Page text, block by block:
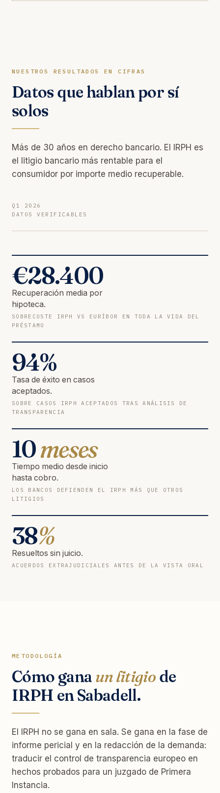
NUESTROS RESULTADOS EN CIFRAS
Datos que hablan por sí
solos
Más de 30 años en derecho bancario. El IRPH es
el litigio bancario más rentable para el
consumidor por importe medio recuperable.
Q1 2026
DATOS VERIFICABLES
€28.400
Recuperación media por
hipoteca.
SOBRECOSTE IRPH VS EURÍBOR EN TODA LA VIDA DEL
PRÉSTAMO
94%
Tasa de éxito en casos
aceptados.
SOBRE CASOS IRPH ACEPTADOS TRAS ANÁLISIS DE
TRANSPARENCIA
10meses
Tiempo medio desde inicio
hasta cobro.
LOS BANCOS DEFIENDEN EL IRPH MÁS QUE OTROS
LITIGIOS
38%
Resueltos sin juicio.
ACUERDOS EXTRAJUDICIALES ANTES DE LA VISTA ORAL
METODOLOGÍA
Cómo gana un litigio de
IRPH en Sabadell.
El IRPH no se gana en sala. Se gana en la fase de
informe pericial y en la redacción de la demanda:
traducir el control de transparencia europeo en
hechos probados para un juzgado de Primera
Instancia.